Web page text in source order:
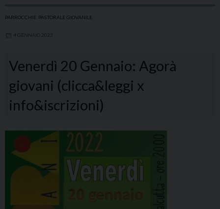
PARROCCHIE PASTORALE GIOVANILE
4 GENNAIO 2023
Venerdì 20 Gennaio: Agorà
giovani (clicca&leggi x
info&iscrizioni)